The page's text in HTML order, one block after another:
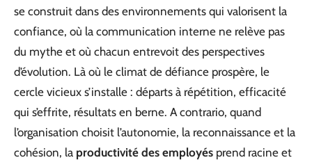
se construit dans des environnements qui valorisent la
confiance, où la communication interne ne relève pas
du mythe et où chacun entrevoit des perspectives
d’évolution. Là où le climat de défiance prospère, le
cercle vicieux s’installe : départs à répétition, efficacité
qui s’effrite, résultats en berne. A contrario, quand
l’organisation choisit l’autonomie, la reconnaissance et la
cohésion, la productivité des employés prend racine et